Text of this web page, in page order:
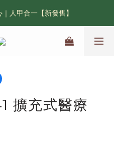
滿 6500 贈送一片！
人甲合一【新發售】
、會呼吸的戰術奔尼帽
擴充式醫療